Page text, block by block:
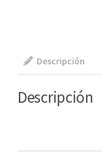
Descripción
Descripción